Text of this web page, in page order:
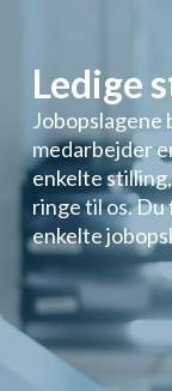
Ledige
medarbejder
enkelte
ringe til os.
enkelte